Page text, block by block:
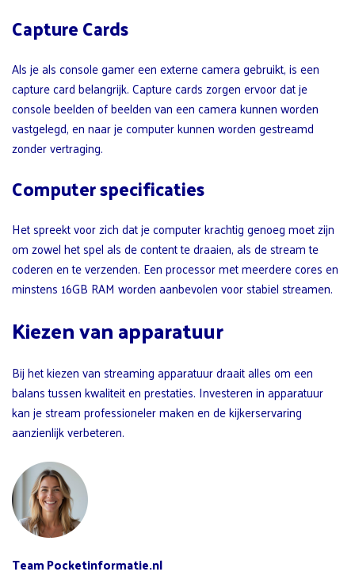
Capture Cards
Als je als console gamer een externe camera gebruikt, is een
capture card belangrijk. Capture cards zorgen ervoor dat je
console beelden of beelden van een camera kunnen worden
vastgelegd, en naar je computer kunnen worden gestreamd
zonder vertraging.
Computer specificaties
Het spreekt voor zich dat je computer krachtig genoeg moet zijn
om zowel het spel als de content te draaien, als de stream te
coderen en te verzenden. Een processor met meerdere cores en
minstens 16GB RAM worden aanbevolen voor stabiel streamen.
Kiezen van apparatuur
Bij het kiezen van streaming apparatuur draait alles om een
balans tussen kwaliteit en prestaties. Investeren in apparatuur
kan je stream professioneler maken en de kijkerservaring
aanzienlijk verbeteren.
Team Pocketinformatie.nl